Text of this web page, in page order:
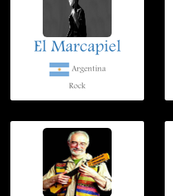
El Marcapiel
Argentina
Rock